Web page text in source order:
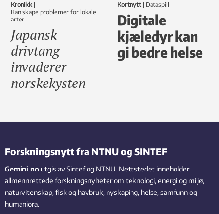
Kronikk |
Kan skape problemer for lokale
arter
Japansk
drivtang
invaderer
norskekysten
Kortnytt | dataspill
Digitale
kjæledyr kan
gi bedre helse
Forskningsnytt fra NTNU og SINTEF
Gemini.no utgis av Sintef og NTNU. Nettstedet inneholder
allmennrettede forskningsnyheter om teknologi, energi og miljø,
naturvitenskap, fisk og havbruk, nyskaping, helse, samfunn og
humaniora.